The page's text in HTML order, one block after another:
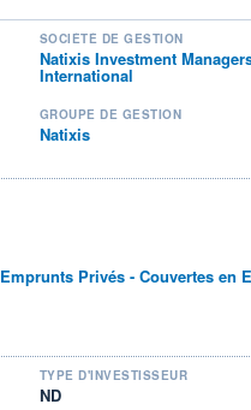
SOCIÉTÉ DE GESTION
Natixis Investment
International
GROUPE DE GESTION
Natixis
Privés - Couvertes en
TYPE D'INVESTISSEUR
ND